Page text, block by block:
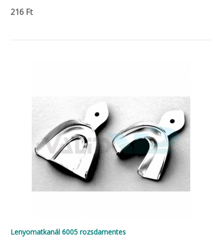
216 Ft
Lenyomatkanál 6005 rozsdamentes